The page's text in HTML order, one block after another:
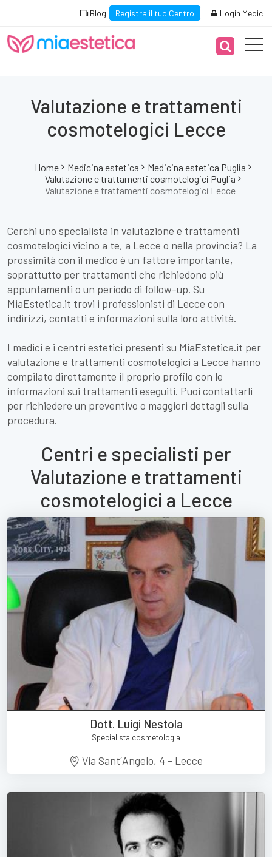
Blog Registra il tuo Centro Login Medici
Valutazione e trattamenti
cosmotelogici Lecce
Home Medicina estetica
Medicina estetica Puglia
Valutazione e trattamenti cosmotelogici Puglia
Valutazione e trattamenti cosmotelogici Lecce
Cerchi uno specialista in valutazione e trattamenti
cosmotelogici vicino a te, a Lecce o nella provincia? La
prossimità con il medico è un fattore importante,
soprattutto per trattamenti che richiedono più
appuntamenti o un periodo di follow-up. Su
MiaEstetica.it trovi i professionisti di Lecce con
indirizzi, contatti e informazioni sulla loro attività.
I medici e i centri estetici presenti su MiaEstetica.it per
valutazione e trattamenti cosmotelogici a Lecce hanno
compilato direttamente il proprio profilo con le
informazioni sui trattamenti eseguiti. Puoi contattarli
per richiedere un preventivo o maggiori dettagli sulla
procedura.
Centri e specialisti per
Valutazione e trattamenti
cosmotelogici a Lecce
Dott. Luigi Nestola
Specialista cosmetologia
Via Sant´Angelo, 4 - Lecce